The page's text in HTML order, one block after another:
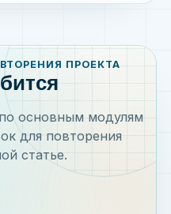
ПРОЕКТА
основным модулям
для повторения
статье.